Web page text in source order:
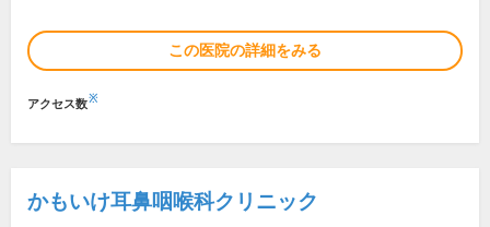
この医院の詳細をみる
アクセス数※
かもいけ耳鼻咽喉科クリニック